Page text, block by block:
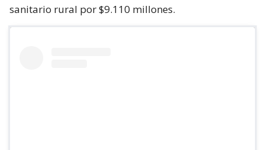
sanitario rural por $9.110 millones.